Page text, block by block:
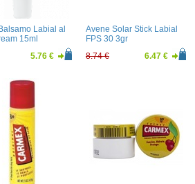
Labial al
15ml
5.76 €
Avene Solar Stick Labial
FPS 30 3gr
8.74 €
6.47 €